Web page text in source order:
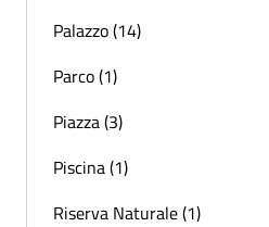
Palazzo (14)
Parco (1)
Piazza (3)
Piscina (1)
Riserva Naturale (1)